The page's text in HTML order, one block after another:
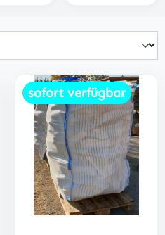
sofort verfügbar